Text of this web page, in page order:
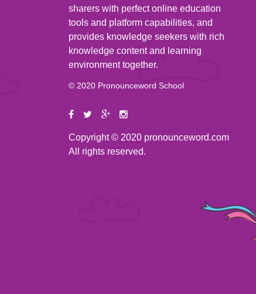
sharers with perfect online education
tools and platform capabilities, and
provides knowledge seekers with rich
knowledge content and learning
environment together.
© 2020 Pronounceword School
Copyright © 2020 pronounceword.com
All rights reserved.